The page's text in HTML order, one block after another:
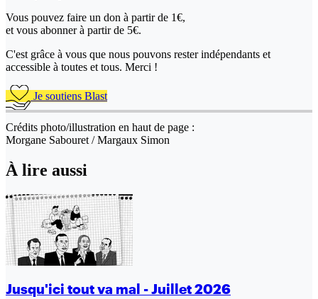
Vous pouvez faire un don à partir de 1€,
et vous abonner à partir de 5€.
C'est grâce à vous que nous pouvons rester indépendants et
accessible à toutes et tous. Merci !
Je soutiens Blast
Crédits photo/illustration en haut de page :
Morgane Sabouret / Margaux Simon
À lire aussi
Jusqu'ici tout va mal - Juillet 2026